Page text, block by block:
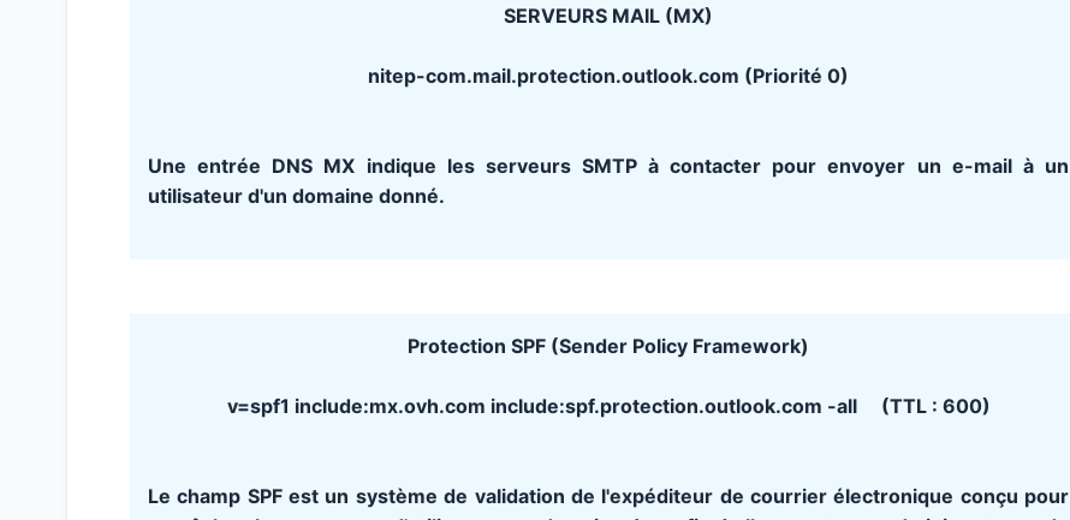
SERVEURS MAIL (MX)
nitep-com.mail.protection.outlook.com (Priorité 0)
Une entrée DNS MX indique les serveurs SMTP à contacter pour envoyer un e-mail à un
utilisateur d'un domaine donné.
Protection SPF (Sender Policy Framework)
v=spf1 include:mx.ovh.com include:spf.protection.outlook.com -all (TTL : 600)
Le champ SPF est un système de validation de l'expéditeur de courrier électronique conçu pour